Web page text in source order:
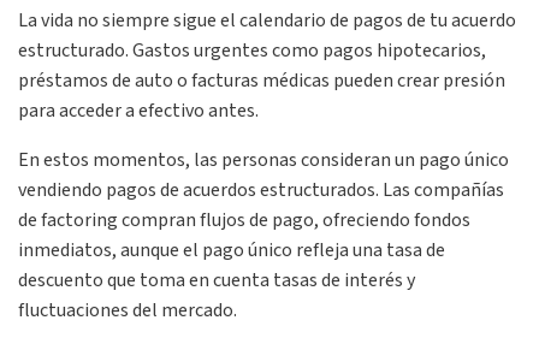
La vida no siempre sigue el calendario de pagos de tu acuerdo
estructurado. Gastos urgentes como pagos hipotecarios,
préstamos de auto o facturas médicas pueden crear presión
para acceder a efectivo antes.
En estos momentos, las personas consideran un pago único
vendiendo pagos de acuerdos estructurados. Las compañías
de factoring compran flujos de pago, ofreciendo fondos
inmediatos, aunque el pago único refleja una tasa de
descuento que toma en cuenta tasas de interés y
fluctuaciones del mercado.